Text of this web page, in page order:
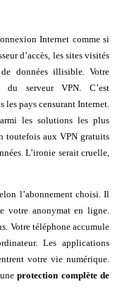
Internet comme si
d’accès, les sites visités
données illisible. Votre
du serveur VPN. C’est
pays censurant Internet.
les solutions les plus
toutefois aux VPN gratuits
L’ironie serait cruelle,
l’abonnement choisi. Il
votre anonymat en ligne.
Votre téléphone accumule
Les applications
votre vie numérique.
uneprotection complète de